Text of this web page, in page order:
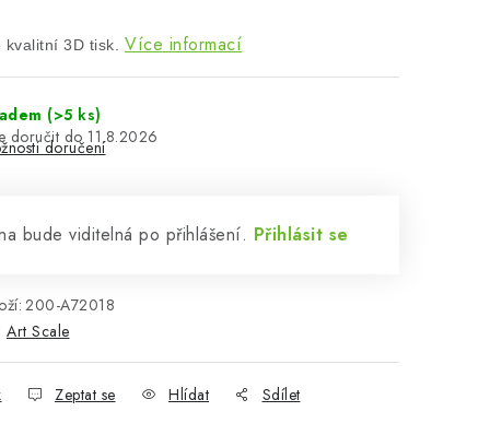
kvalitní 3D tisk. Více informací
(>5 ks)
11.8.2026
doručení
bude viditelná po přihlášení. Přihlásit se
200-A72018
Art Scale
Zeptat se Hlídat Sdílet